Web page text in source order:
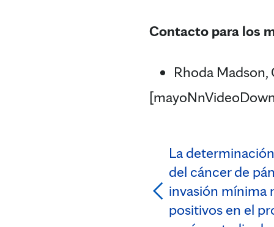
Contacto para los
Rhoda
La
del cáncer de
invasión mínima
positivos en el